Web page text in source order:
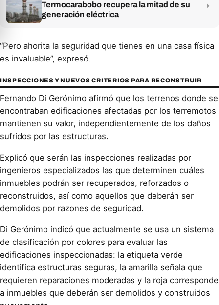
Termocarabobo recupera la mitad de su
generación eléctrica
“Pero ahorita la seguridad que tienes en una casa física
es invaluable”, expresó.
INSPECCIONES Y NUEVOS CRITERIOS PARA RECONSTRUIR
Fernando Di Gerónimo afirmó que los terrenos donde se
encontraban edificaciones afectadas por los terremotos
mantienen su valor, independientemente de los daños
sufridos por las estructuras.
Explicó que serán las inspecciones realizadas por
ingenieros especializados las que determinen cuáles
inmuebles podrán ser recuperados, reforzados o
reconstruidos, así como aquellos que deberán ser
demolidos por razones de seguridad.
Di Gerónimo indicó que actualmente se usa un sistema
de clasificación por colores para evaluar las
edificaciones inspeccionadas: la etiqueta verde
identifica estructuras seguras, la amarilla señala que
requieren reparaciones moderadas y la roja corresponde
a inmuebles que deberán ser demolidos y construidos